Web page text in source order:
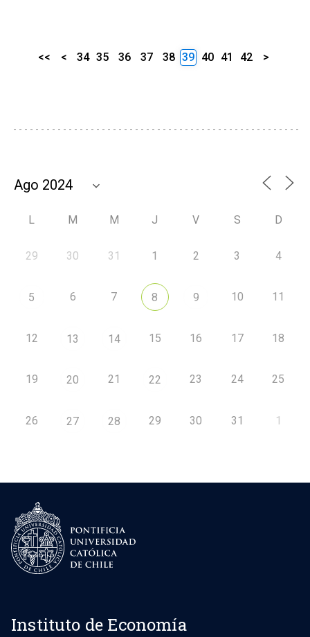
<< < 34 35 36 37 38 39 40 41 42 >
L M M J V S D
29 30 31 1 2 3 4
5 6 7 8 9 10 11
12 13 14 15 16 17 18
19 20 21 22 23 24 25
26 27 28 29 30 31 1
Instituto de Economía